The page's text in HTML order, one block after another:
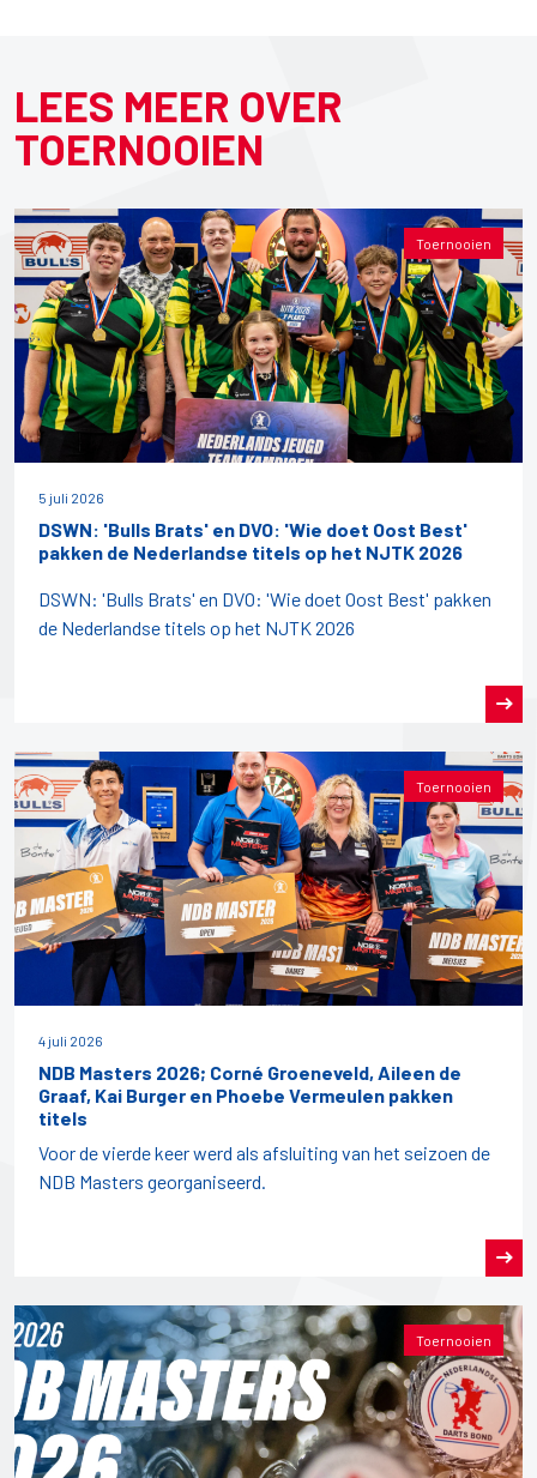
LEES MEER OVER
TOERNOOIEN
Toernooien
5 juli 2026
DSWN: 'Bulls Brats' en DVO: 'Wie doet Oost Best'
pakken de Nederlandse titels op het NJTK 2026
DSWN: 'Bulls Brats' en DVO: 'Wie doet Oost Best' pakken
de Nederlandse titels op het NJTK 2026
Toernooien
4 juli 2026
NDB Masters 2026; Corné Groeneveld, Aileen de
Graaf, Kai Burger en Phoebe Vermeulen pakken
titels
Voor de vierde keer werd als afsluiting van het seizoen de
NDB Masters georganiseerd.
Toernooien